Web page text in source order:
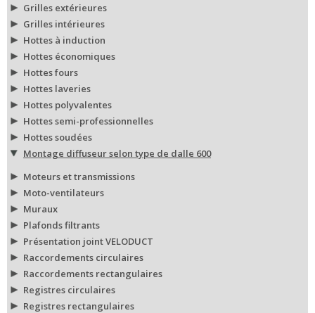
Grilles extérieures
Grilles intérieures
Hottes à induction
Hottes économiques
Hottes fours
Hottes laveries
Hottes polyvalentes
Hottes semi-professionnelles
Hottes soudées
Montage diffuseur selon type de dalle 600
Moteurs et transmissions
Moto-ventilateurs
Muraux
Plafonds filtrants
Présentation joint VELODUCT
Raccordements circulaires
Raccordements rectangulaires
Registres circulaires
Registres rectangulaires